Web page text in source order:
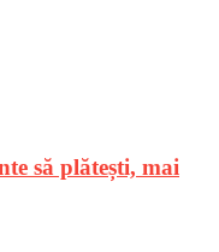
să plătești, mai